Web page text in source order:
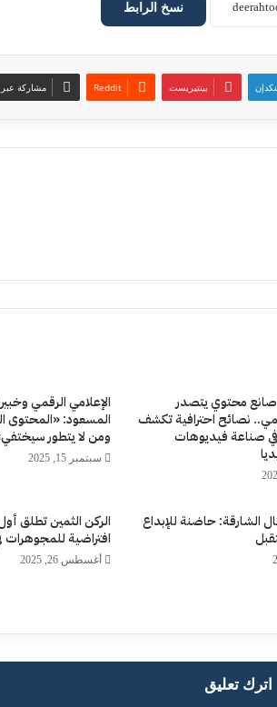
نسخ الرابط
بينتيريست مشاركة عبر
صانع محتوي يتصدر
نصائح احترافية تكشف
في صناعة فيديوهات
الإعلامي الرقمي
المسعود: «المحتوى
ومن لا يتطور
سبتمبر 15, 2025
الشارقة: حاضنة للإبداع
الركن الثمين تطلق
افتراضية للمجوهرات
أغسطس 26, 2025
اترك تعليق